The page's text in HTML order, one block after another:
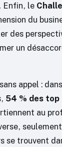
Enfin, le
du
des
un
appel :
54 % des top
au
se trouvent